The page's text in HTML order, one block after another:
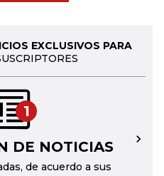
EXCLUSIVOS PARA
1
DE NOTICIAS
de acuerdo a sus
→